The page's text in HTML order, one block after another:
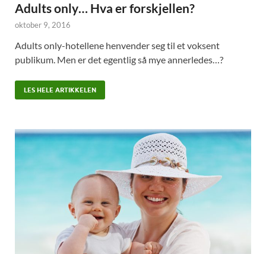
Adults only… Hva er forskjellen?
oktober 9, 2016
Adults only-hotellene henvender seg til et voksent
publikum. Men er det egentlig så mye annerledes…?
LES HELE ARTIKKELEN